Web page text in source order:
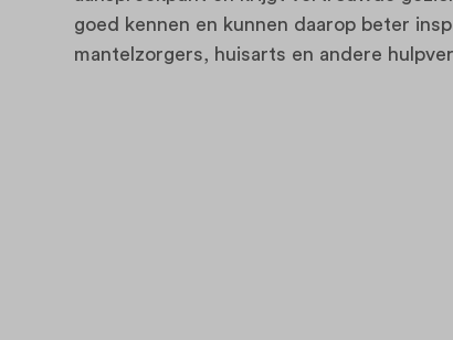
goed kennen en kunnen daarop beter
mantelzorgers, huisarts en andere